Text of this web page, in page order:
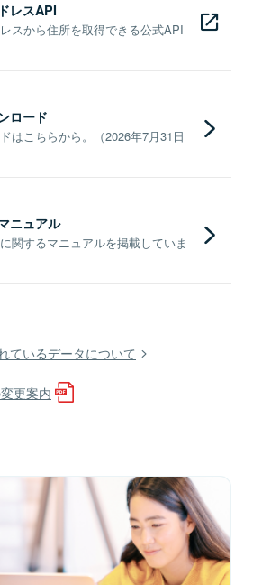
レスAPI
スから住所を取得できる公式API
ロード
はこちらから。（2026年7月31日
ニュアル
関するマニュアルを掲載していま
ているデータについて
更案内